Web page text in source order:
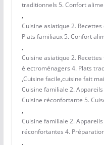
traditionnels 5. Confort
,
Cuisine asiatique 2.
Plats familiaux 5. Confort
,
Cuisine asiatique 2.
électroménagers 4. Plats
,Cuisine facile,cuisine fait
Cuisine familiale 2.
Cuisine réconfortante 5.
,
Cuisine familiale 2.
réconfortantes 4.
,